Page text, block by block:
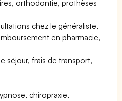
orthodontie, prothèses
chez le généraliste,
en pharmacie,
séjour, frais de transport,
chiropraxie,